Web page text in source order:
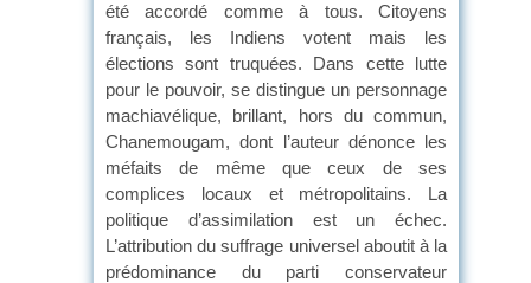
été accordé comme à tous. Citoyens
français, les Indiens votent mais les
élections sont truquées. Dans cette lutte
pour le pouvoir, se distingue un personnage
machiavélique, brillant, hors du commun,
Chanemougam, dont l’auteur dénonce les
méfaits de même que ceux de ses
complices locaux et métropolitains. La
politique d’assimilation est un échec.
L’attribution du suffrage universel aboutit à la
prédominance du parti conservateur